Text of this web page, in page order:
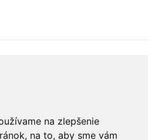
na zlepšenie
na to, aby sme vám
0904 950 111
info@prisrdiecku.sk